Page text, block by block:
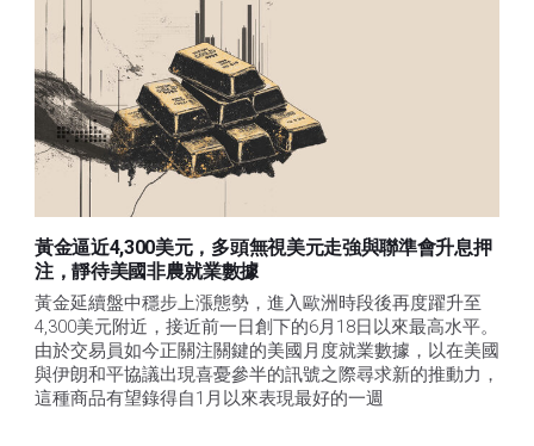
黃金逼近4,300美元，多頭無視美元走強與聯準會升息押
注，靜待美國非農就業數據
黃金延續盤中穩步上漲態勢，進入歐洲時段後再度躍升至
4,300美元附近，接近前一日創下的6月18日以來最高水平。
由於交易員如今正關注關鍵的美國月度就業數據，以在美國
與伊朗和平協議出現喜憂參半的訊號之際尋求新的推動力，
這種商品有望錄得自1月以來表現最好的一週